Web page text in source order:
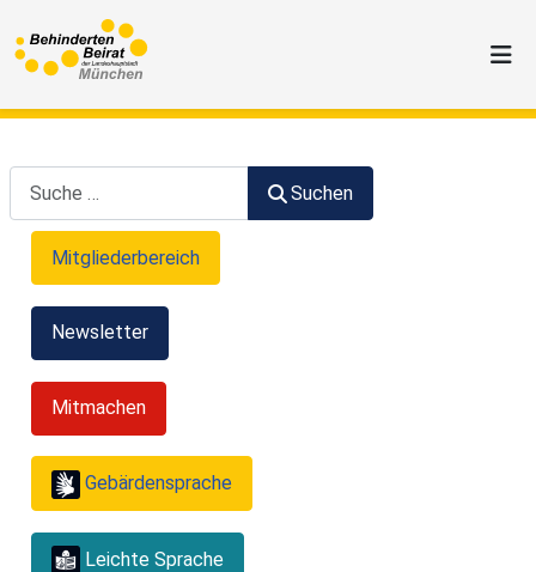
Suchen
Suchen
Mitgliederbereich
Newsletter
Mitmachen
Gebärdensprache
Leichte Sprache